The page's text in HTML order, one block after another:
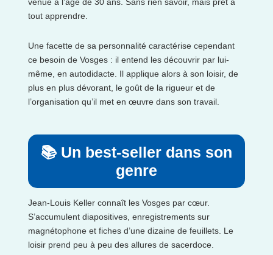
tout apprendre.
Une facette de sa personnalité caractérise cependant
ce besoin de Vosges : il entend les découvrir par lui-
même, en autodidacte. Il applique alors à son loisir, de
plus en plus dévorant, le goût de la rigueur et de
l’organisation qu’il met en œuvre dans son travail.
📚 Un best-seller dans son
genre
Jean-Louis Keller connaît les Vosges par cœur.
S’accumulent diapositives, enregistrements sur
magnétophone et fiches d’une dizaine de feuillets. Le
loisir prend peu à peu des allures de sacerdoce.